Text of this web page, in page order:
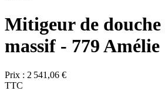
Mitigeur de
massif - 779 Amélie
Prix : 2 541,06 €
TTC